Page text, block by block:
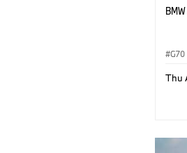
G70
Thu